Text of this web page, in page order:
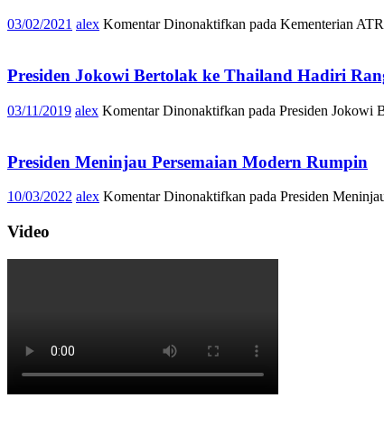
03/02/2021 alex Komentar Dinonaktifkan pada Kementerian
Presiden Jokowi Bertolak ke Thailand Hadiri
03/11/2019 alex Komentar Dinonaktifkan pada Presiden Jokowi
Presiden Meninjau Persemaian Modern Rumpin
10/03/2022 alex Komentar Dinonaktifkan pada Presiden
Video